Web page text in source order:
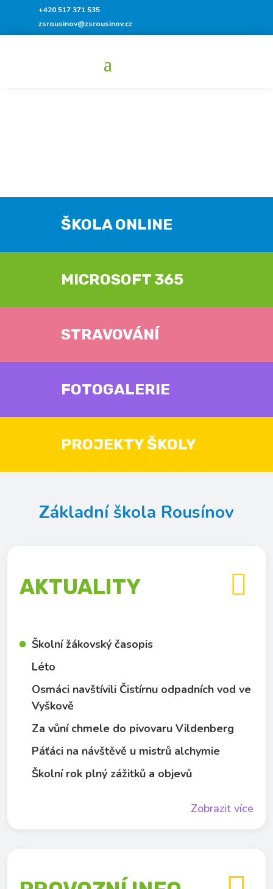
+420 517 371 535
zsrousinov@zsrousinov.cz
ŠKOLA ONLINE
MICROSOFT 365
STRAVOVÁNÍ
FOTOGALERIE
PROJEKTY ŠKOLY
Základní škola Rousínov
AKTUALITY
Školní žákovský časopis
Léto
Osmáci navštívili Čistírnu odpadních vod ve
Vyškově
Za vůní chmele do pivovaru Vildenberg
Páťáci na návštěvě u mistrů alchymie
Školní rok plný zážitků a objevů
Zobrazit více
